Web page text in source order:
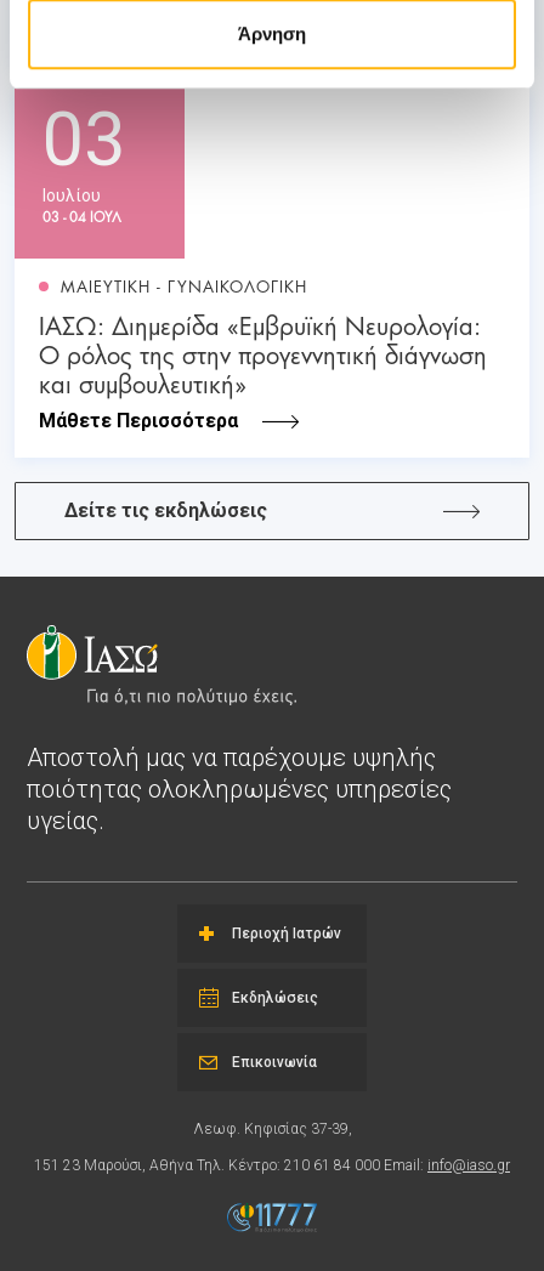
Άρνηση
03
Ιουλίου
03 - 04 ΙΟΥΛ
ΜΑΙΕΥΤΙΚΗ - ΓΥΝΑΙΚΟΛΟΓΙΚΗ
ΙΑΣΩ: Διημερίδα «Εμβρυϊκή Νευρολογία:
Ο ρόλος της στην προγεννητική διάγνωση
και συμβουλευτική»
Μάθετε Περισσότερα
Δείτε τις εκδηλώσεις
Αποστολή μας να παρέχουμε υψηλής
ποιότητας ολοκληρωμένες υπηρεσίες
υγείας.
Περιοχή Ιατρών
Εκδηλώσεις
Λεωφ. Κηφισίας 37-39,
151 23 Μαρούσι, Αθήνα Τηλ. Κέντρο: 210 61 84 000 Email: info@iaso.gr
Επικοινωνία